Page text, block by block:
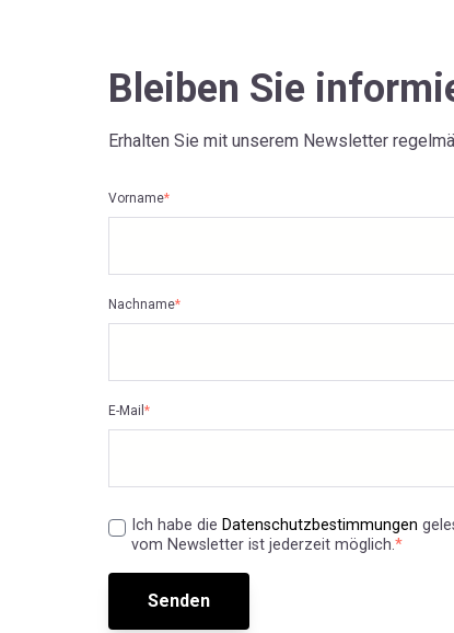
Bleiben Sie
Erhalten Sie mit unserem Newsletter
Vorname*
Nachname*
E-Mail *
Ich habe die Datenschutzbestimmungen
vom Newsletter ist jederzeit möglich.*